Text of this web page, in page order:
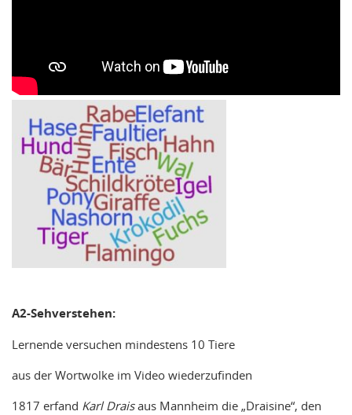
A2-Sehverstehen:
Lernende versuchen mindestens 10 Tiere
aus der Wortwolke im Video wiederzufinden
1817 erfand Karl Draisaus Mannheim die „Draisine“, den